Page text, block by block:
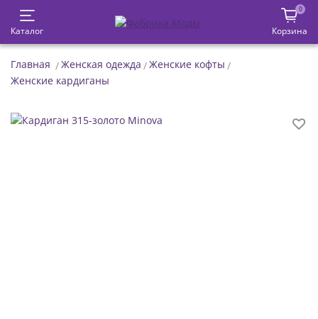
Каталог
0
Корзина
Главная Женская одежда
Женские кофты
Женские кардиганы